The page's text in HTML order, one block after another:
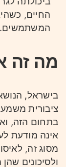
החיים,
המשתמשים.
מה זה
בישראל,
ציבורית
בתחום הזה,
אינה מודעת
מסוג זה,
ולסיכונים